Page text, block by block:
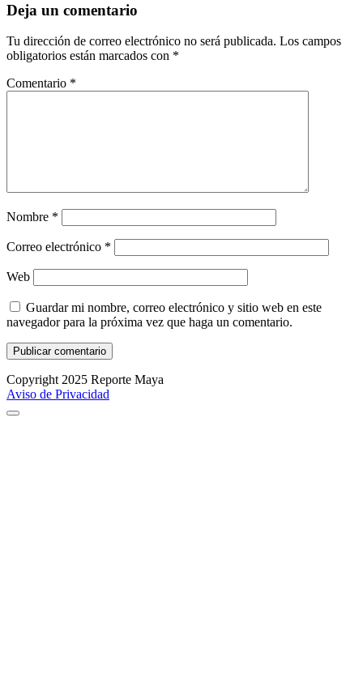
Deja un comentario
Tu dirección de correo electrónico no será publicada. Los campos
obligatorios están marcados con *
Comentario *
Nombre *
Correo electrónico *
Web
Guardar mi nombre, correo electrónico y sitio web en este
navegador para la próxima vez que haga un comentario.
Copyright 2025 Reporte Maya
Aviso de Privacidad